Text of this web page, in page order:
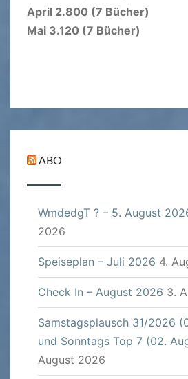
April 2.800 (7 Bücher)
Mai 3.120 (7 Bücher)
ABO
WmdedgT ? – 5. August
2026
Speiseplan – Juli 2026 4.
Check In – August 2026 3.
Samstagsplausch 31/2026
und Sonntags Top 7 (02.
August 2026